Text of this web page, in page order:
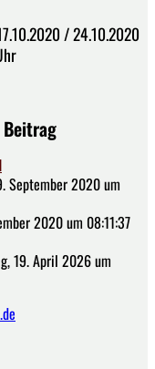
/ 24.10.2020
September 2020 um
2020 um 08:11:37
19. April 2026 um